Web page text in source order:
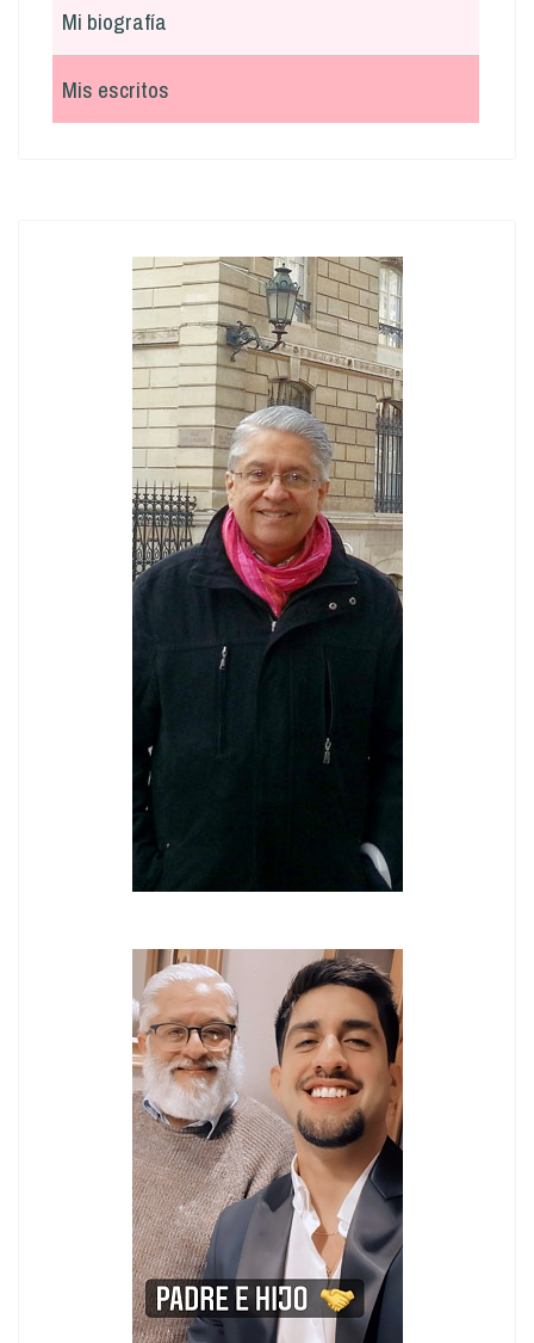
Mi biografía
Mis escritos